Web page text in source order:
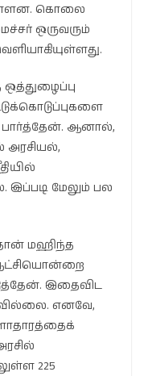
கொலை
ஒருவரும்
பார்த்தேன். ஆனால்,
அரசியல்,
மேலும் பல
மஹிந்த
ஆட்சியொன்றை
இதைவிட
எனவே,
225